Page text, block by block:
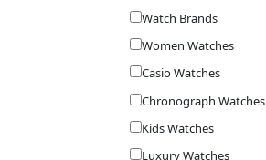
Watch Brands
Women Watches
Casio Watches
Chronograph Watches
Kids Watches
Luxury Watches